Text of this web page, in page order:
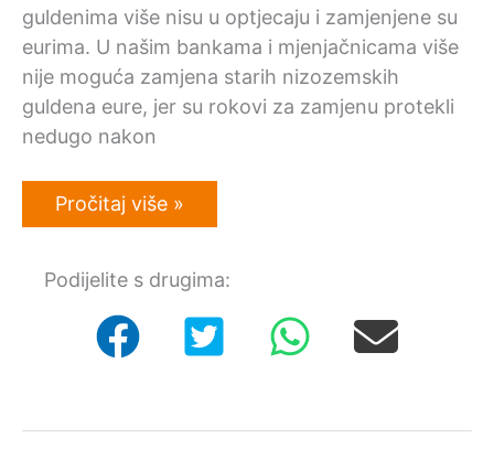
guldenima više nisu u optjecaju i zamjenjene su
eurima. U našim bankama i mjenjačnicama više
nije moguća zamjena starih nizozemskih
guldena eure, jer su rokovi za zamjenu protekli
nedugo nakon
Nizozemski
gulden
Hrvatskoj
Pročitaj više »
Podijelite s drugima: